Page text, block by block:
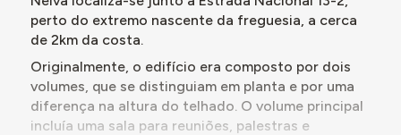
1958. Em março de 1959, encontravam-se concluídos.
No ano seguinte, a Junta de Freguesia propôs que o
edifício fosse transferido para a Junta Central das
Casas dos Pescadores, por não conseguir liquidar o
empréstimo contraído ao Banco. Desconhece-se se a
transferência foi realizada.
perto do extremo nascente da freguesia, a cerca
de 2km da costa.
Originalmente, o edifício era composto por dois
volumes, que se distinguiam em planta e por uma
diferença na altura do telhado. O volume principal
incluía uma sala para reuniões, palestras e